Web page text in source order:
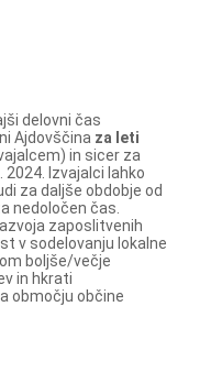
delovni čas
Ajdovščina za leti
in sicer za
2024. Izvajalci lahko
za daljše obdobje od
nedoločen čas.
zaposlitvenih
v sodelovanju lokalne
boljše/večje
in hkrati
območju občine